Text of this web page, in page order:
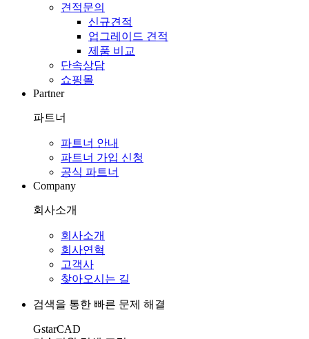
견적문의
신규견적
업그레이드 견적
제품 비교
단속상담
쇼핑몰
Partner
파트너
파트너 안내
파트너 가입 신청
공식 파트너
Company
회사소개
회사소개
회사연혁
고객사
찾아오시는 길
검색을 통한 빠른 문제 해결
GstarCAD